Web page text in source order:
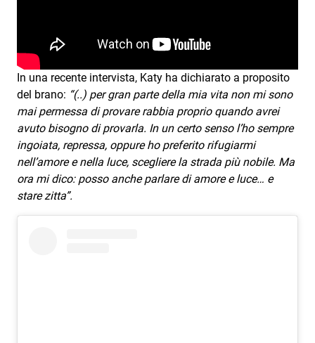
Oroscopo
Radio Subasio Music Club
Sanremo 2026
News
Musica
Cultura
Attualità
In una recente intervista, Katy ha dichiarato a proposito
del brano: “(..) per gran parte della mia vita non mi sono
mai permessa di provare rabbia proprio quando avrei
avuto bisogno di provarla. In un certo senso l’ho sempre
ingoiata, repressa, oppure ho preferito rifugiarmi
nell’amore e nella luce, scegliere la strada più nobile. Ma
ora mi dico: posso anche parlare di amore e luce… e
stare zitta”.